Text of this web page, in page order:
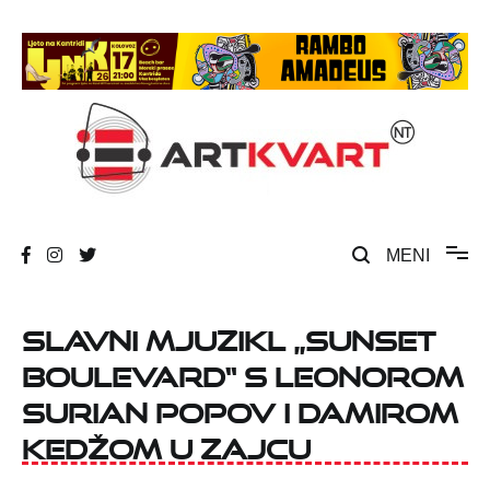
content
MENI
Slavni mjuzikl „Sunset
Boulevard“ s Leonorom
Surian Popov i Damirom
Kedžom u Zajcu